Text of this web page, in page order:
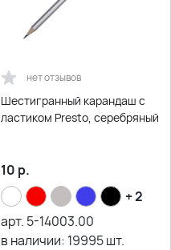
нет отзывов
Шестигранный карандаш с
ластиком Presto, серебряный
10 р.
+ 2
арт. 5-14003.00
в наличии: 19995шт.